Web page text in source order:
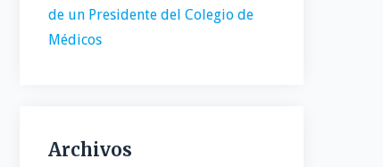
de un Presidente del Colegio de
Médicos
Archivos